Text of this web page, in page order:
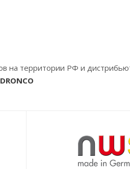
на территории РФ и